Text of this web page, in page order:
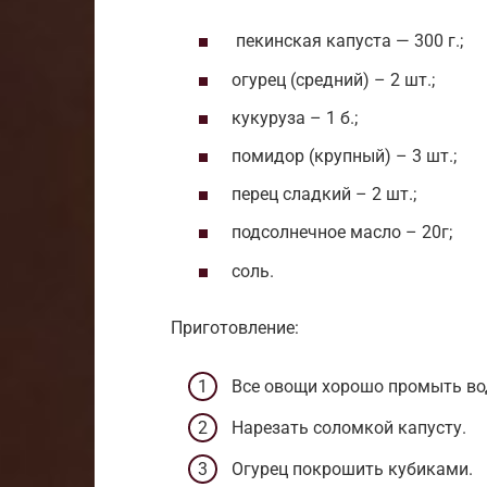
пекинская капуста — 300 г.;
огурец (средний) – 2 шт.;
кукуруза – 1 б.;
помидор (крупный) – 3 шт.;
перец сладкий – 2 шт.;
подсолнечное масло – 20г;
соль.
Приготовление:
Все овощи хорошо промыть
Нарезать соломкой капусту.
Огурец покрошить кубиками.